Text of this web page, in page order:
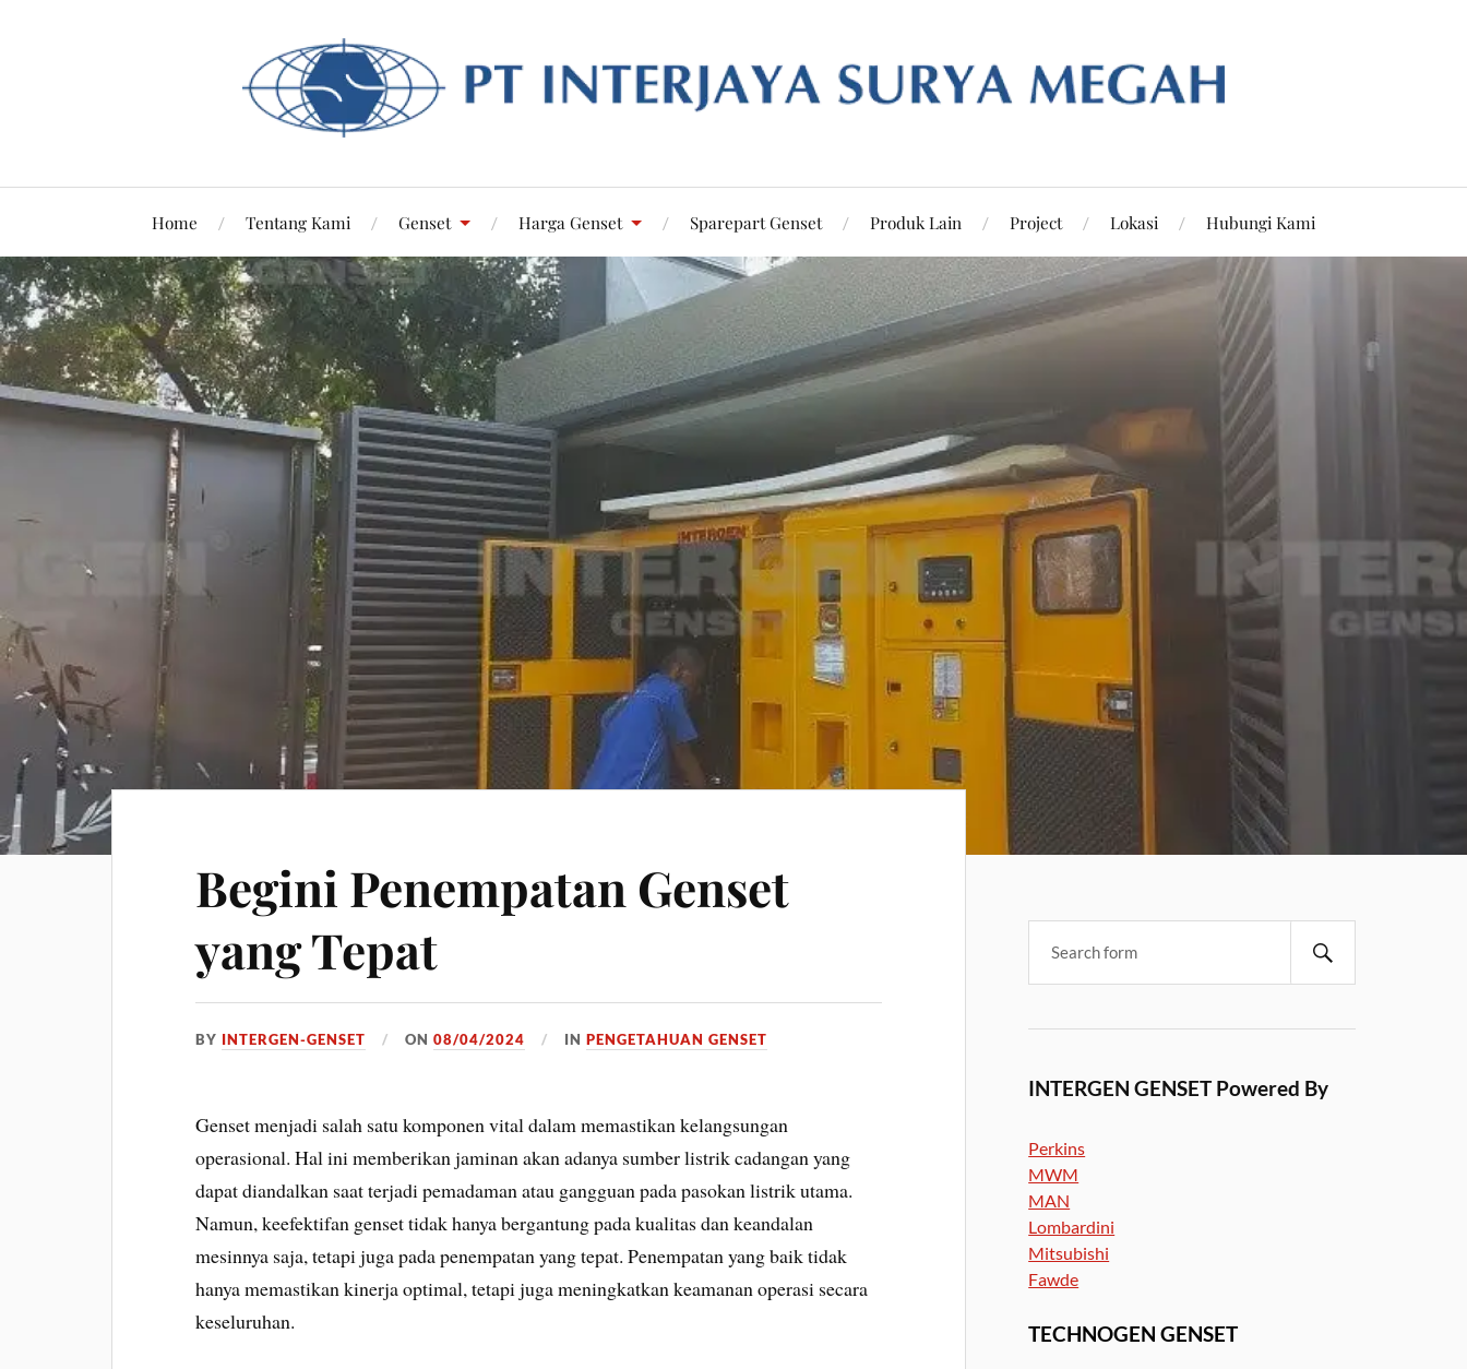
Home Tentang Kami Genset Harga Genset Sparepart Genset Produk Lain Project Lokasi Hubungi Kami
Begini Penempatan Genset
yang Tepat
BY INTERGEN-GENSET ON08/04/2024 INPENGETAHUAN GENSET
Genset menjadi salah satu komponen vital dalam memastikan kelangsungan
operasional. Hal ini memberikan jaminan akan adanya sumber listrik cadangan yang
dapat diandalkan saat terjadi pemadaman atau gangguan pada pasokan listrik utama.
Namun, keefektifan genset tidak hanya bergantung pada kualitas dan keandalan
mesinnya saja, tetapi juga pada penempatan yang tepat. Penempatan yang baik tidak
hanya memastikan kinerja optimal, tetapi juga meningkatkan keamanan operasi secara
keseluruhan.
INTERGEN GENSET Powered By
Perkins
MWM
MAN
Lombardini
Mitsubishi
Fawde
TECHNOGEN GENSET